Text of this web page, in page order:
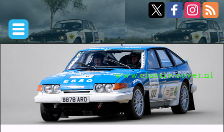
www.classic-rover.nl